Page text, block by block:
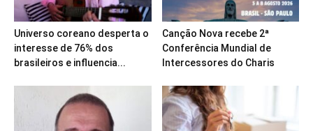
Universo coreano desperta o
interesse de 76% dos
brasileiros e influencia...
Canção Nova recebe 2ª
Conferência Mundial de
Intercessores do Charis